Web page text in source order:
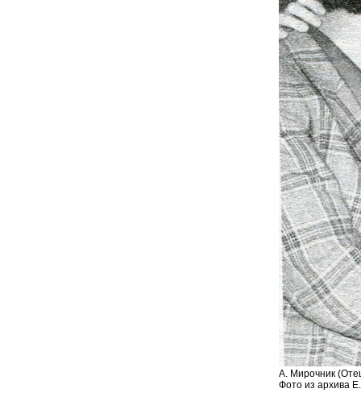
А. Мирочник
Фото из архива